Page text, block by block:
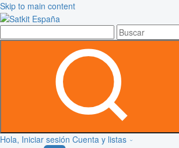
Skip to main content
Hola, Iniciar sesión Cuenta y listas